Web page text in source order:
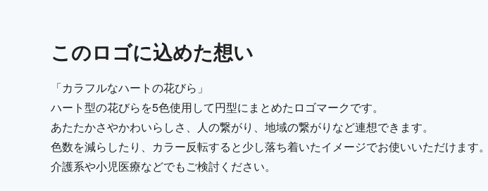
このロゴに込めた想い
「カラフルなハートの花びら」
ハート型の花びらを5色使用して円型にまとめたロゴマークです。
あたたかさやかわいらしさ、人の繋がり、地域の繋がりなど連想できます。
色数を減らしたり、カラー反転すると少し落ち着いたイメージでお使いいただけます。
介護系や小児医療などでもご検討ください。